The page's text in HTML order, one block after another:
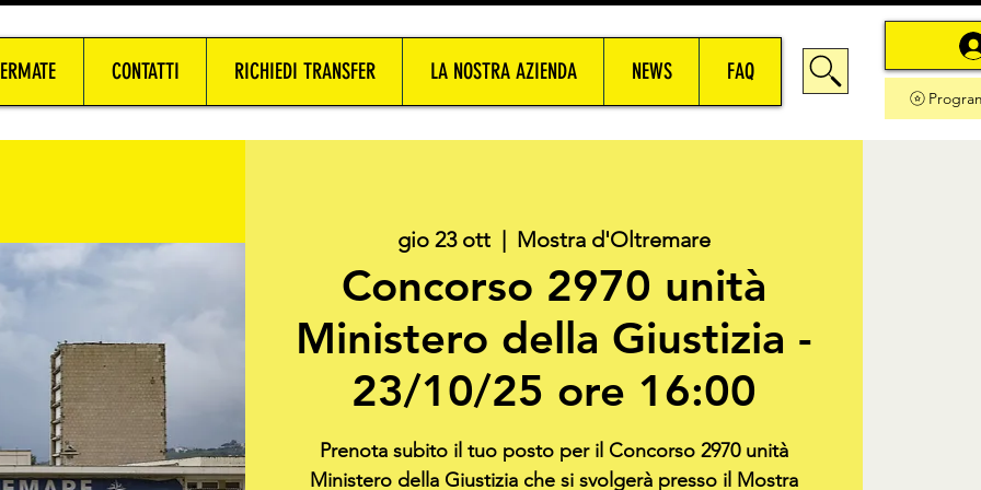
CONTATTI RICHIEDI TRANSFER LA NOSTRA AZIENDA NEWS FAQ
gio 23 ott
  |
Mostra d'Oltremare
Concorso 2970 unità
Ministero della Giustizia -
23/10/25 ore 16:00
Prenota subito il tuo posto per il Concorso 2970 unità
Ministero della Giustizia che si svolgerà presso il Mostra